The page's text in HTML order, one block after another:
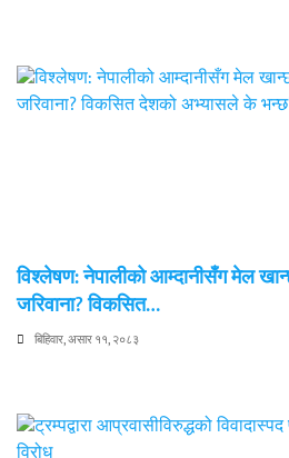
विश्लेषण: नेपालीको आम्दानीसँग मेल
जरिवाना? विकसित…
बिहिवार, असार ११, २०८३